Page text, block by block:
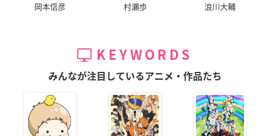
岡本信彦 村瀬歩 浪川大輔
KEYWORDS
みんなが注目しているアニメ・作品たち